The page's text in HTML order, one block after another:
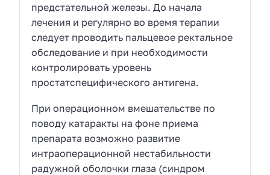
предстательной железы. До начала
лечения и регулярно во время терапии
следует проводить пальцевое ректальное
обследование и при необходимости
контролировать уровень
простатспецифического антигена.
При операционном вмешательстве по
поводу катаракты на фоне приема
препарата возможно развитие
интраоперационной нестабильности
радужной оболочки глаза (синдром